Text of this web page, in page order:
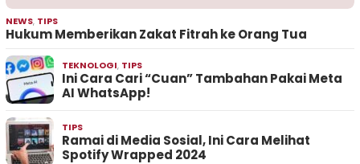
NEWS, TIPS
Hukum Memberikan Zakat Fitrah ke Orang Tua
TEKNOLOGI, TIPS
Ini Cara Cari “Cuan” Tambahan Pakai Meta
AI WhatsApp!
TIPS
Ramai di Media Sosial, Ini Cara Melihat
Spotify Wrapped 2024